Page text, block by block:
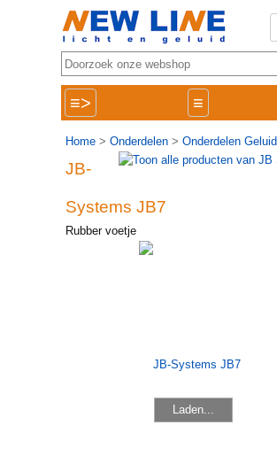
≡> ≡
Home > Onderdelen > Onderdelen Geluid
JB-
Systems JB7
Rubber voetje
Laden...